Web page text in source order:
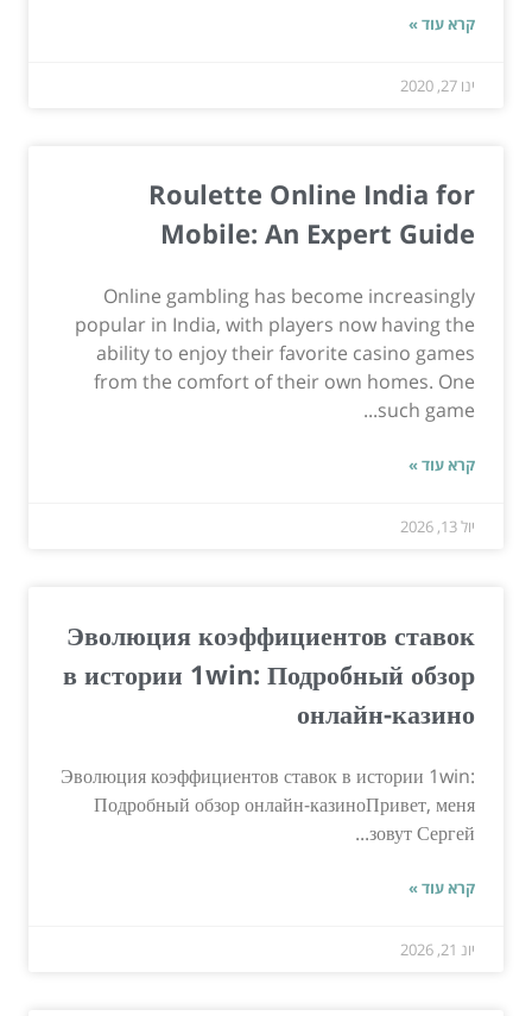
קרא עוד »
ינו 27, 2020
Roulette Online India for
Mobile: An Expert Guide
Online gambling has become increasingly
popular in India, with players now having the
ability to enjoy their favorite casino games
from the comfort of their own homes. One
such game...
קרא עוד »
יול 13, 2026
Эволюция коэффициентов ставок
в истории 1win: Подробный обзор
онлайн-казино
Эволюция коэффициентов ставок в истории 1win:
Подробный обзор онлайн-казиноПривет, меня
зовут Сергей...
קרא עוד »
יונ 21, 2026